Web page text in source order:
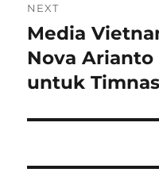
NEXT
Next
post:
Media
Nova
untuk Timnas